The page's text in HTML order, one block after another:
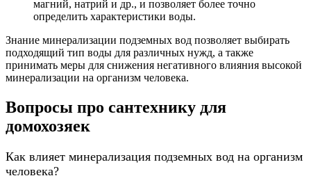
магний, натрий и др., и позволяет более точно
определить характеристики воды.
Знание минерализации подземных вод позволяет выбирать
подходящий тип воды для различных нужд, а также
принимать меры для снижения негативного влияния высокой
минерализации на организм человека.
Вопросы про сантехнику для
домохозяек
Как влияет минерализация подземных вод на организм
человека?